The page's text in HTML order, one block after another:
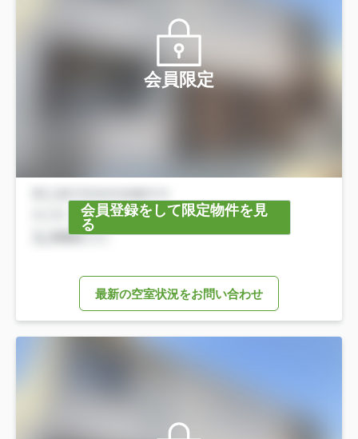
会員限定
会員登録をして限定物件を見
る
最新の空室状況をお問い合わせ